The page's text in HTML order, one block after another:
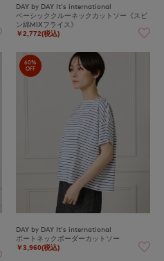
DAY by DAY It's international
ベーシッククルーネックカットソー《スビ
ン綿MIXフライス》
￥2,772(税込)
60%
OFF
DAY by DAY It's international
ボートネックボーダーカットソー
￥3,960(税込)